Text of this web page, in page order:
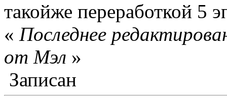
такойже переработкой 5
« Последнее
от Мэл »
Записан